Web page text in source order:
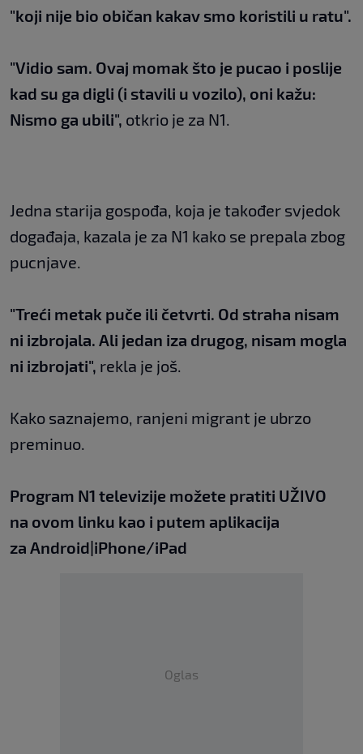
"koji nije bio običan kakav smo koristili u ratu".
"Vidio sam. Ovaj momak što je pucao i poslije
kad su ga digli (i stavili u vozilo), oni kažu:
Nismo ga ubili", otkrio je za N1.
Jedna starija gospođa, koja je također svjedok
događaja, kazala je za N1 kako se prepala zbog
pucnjave.
"Treći metak puče ili četvrti. Od straha nisam
ni izbrojala. Ali jedan iza drugog, nisam mogla
ni izbrojati", rekla je još.
Kako saznajemo, ranjeni migrant je ubrzo
preminuo.
Program N1 televizije možete pratiti UŽIVO
na ovom linku kao i putem aplikacija
za Android|iPhone/iPad
Oglas